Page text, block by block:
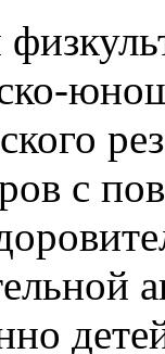
с